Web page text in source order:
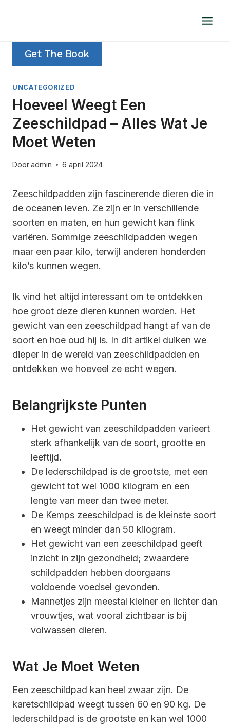
Get The Book
UNCATEGORIZED
Hoeveel Weegt Een
Zeeschildpad – Alles Wat Je
Moet Weten
Dooradmin 6 april 2024
Zeeschildpadden zijn fascinerende dieren die in
de oceanen leven. Ze zijn er in verschillende
soorten en maten, en hun gewicht kan flink
variëren. Sommige zeeschildpadden wegen
maar een paar kilo, terwijl anderen honderden
kilo’s kunnen wegen.
Ik vind het altijd interessant om te ontdekken
hoe groot deze dieren kunnen worden. Het
gewicht van een zeeschildpad hangt af van de
soort en hoe oud hij is. In dit artikel duiken we
dieper in de wereld van zeeschildpadden en
ontdekken we hoeveel ze echt wegen.
Belangrijkste Punten
Het gewicht van zeeschildpadden varieert
sterk afhankelijk van de soort, grootte en
leeftijd.
De lederschildpad is de grootste, met een
gewicht tot wel 1000 kilogram en een
lengte van meer dan twee meter.
De Kemps zeeschildpad is de kleinste soort
en weegt minder dan 50 kilogram.
Het gewicht van een zeeschildpad geeft
inzicht in zijn gezondheid; zwaardere
schildpadden hebben doorgaans
voldoende voedsel gevonden.
Mannetjes zijn meestal kleiner en lichter dan
vrouwtjes, wat vooral zichtbaar is bij
volwassen dieren.
Wat Je Moet Weten
Een zeeschildpad kan heel zwaar zijn. De
karetschildpad weegt tussen 60 en 90 kg. De
lederschildpad is de grootste en kan wel 1000